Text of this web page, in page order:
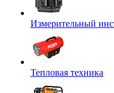
Измерительный
Тепловая техника